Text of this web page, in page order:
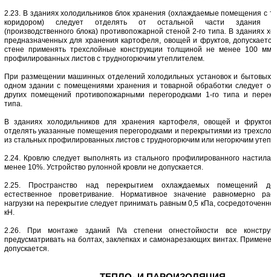
2.23. В зданиях холодильников блок хранения (охлаждаемые помещения с
коридором) следует отделять от остальной части здания
(производственного блока) противопожарной стеной 2-го типа. В зданиях
предназначенных для хранения картофеля, овощей и фруктов,
стене применять трехслойные конструкции толщиной не менее 100
профилированных листов с трудногорючим утеплителем.
При размещении машинных отделений холодильных установок и
одном здании с помещениями хранения и товарной обработки следует
других помещений противопожарными перегородками 1-го типа и
типа.
В зданиях холодильников для хранения картофеля, овощей и
отделять указанные помещения перегородками и перекрытиями из
из стальных профилированных листов с трудногорючим или негорючим
2.24. Кровлю следует выполнять из стального профилированного
менее 10%. Устройство рулонной кровли не допускается.
2.25. Пространство над перекрытием охлаждаемых помещений
естественное проветривание. Нормативное значение равномерно
нагрузки на перекрытие следует принимать равным 0,5 кПа,
кН.
2.26. При монтаже зданий IVa степени огнестойкости все
предусматривать на болтах, заклепках и самонарезающих винтах.
допускается.